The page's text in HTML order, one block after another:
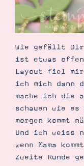
Wie gefällt Dir
ist etwas
Layout fiel
ich mich dann
mache ich die
schauen wie
morgen kommt
Und ich weiss
wenn Mama
Zweite Runde